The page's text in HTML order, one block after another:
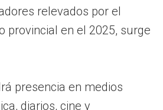
relevados por el
provincial en el 2025, surge
presencia en medios
diarios, cine y